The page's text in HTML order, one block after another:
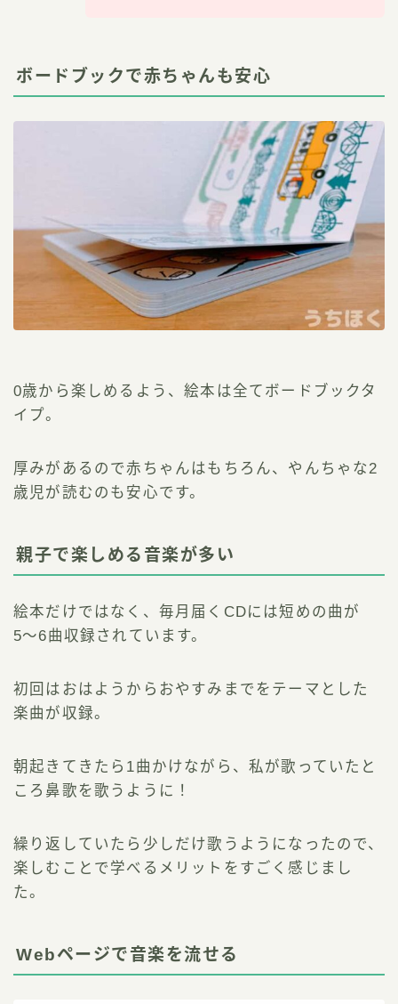
ボードブックで赤ちゃんも安心
0歳から楽しめるよう、絵本は全てボードブックタ
イプ。
厚みがあるので赤ちゃんはもちろん、やんちゃな2
歳児が読むのも安心です。
親子で楽しめる音楽が多い
絵本だけではなく、毎月届くCDには短めの曲が
5〜6曲収録されています。
初回はおはようからおやすみまでをテーマとした
楽曲が収録。
朝起きてきたら1曲かけながら、私が歌っていたと
ころ鼻歌を歌うように！
繰り返していたら少しだけ歌うようになったので、
楽しむことで学べるメリットをすごく感じまし
た。
Webページで音楽を流せる